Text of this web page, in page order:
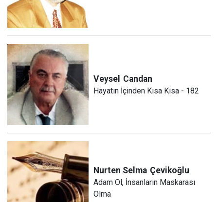
Veysel Candan
Hayatın İçinden Kısa Kısa - 182
Nurten Selma Çevikoğlu
Adam Ol, İnsanların Maskarası
Olma